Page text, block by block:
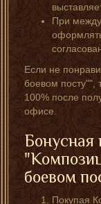
При
Если не
боевом посту"",
100% после
офисе.
Бонусная
боевом
Покупая